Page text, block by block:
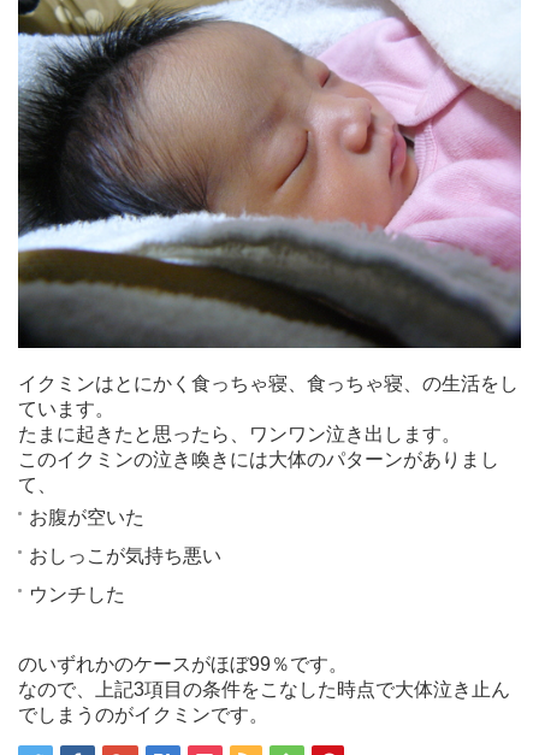
イクミンはとにかく食っちゃ寝、食っちゃ寝、の生活をし
ています。
たまに起きたと思ったら、ワンワン泣き出します。
このイクミンの泣き喚きには大体のパターンがありまし
て、
お腹が空いた
おしっこが気持ち悪い
ウンチした
のいずれかのケースがほぼ99％です。
なので、上記3項目の条件をこなした時点で大体泣き止ん
でしまうのがイクミンです。